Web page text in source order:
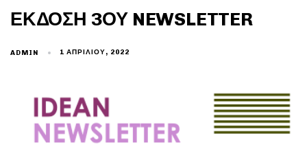
ΈΚΔΟΣΗ 3ΟΥ NEWSLETTER
ADMIN 1 ΑΠΡΙΛΊΟΥ, 2022